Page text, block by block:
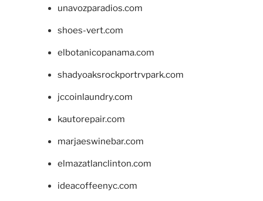
unavozparadios.com
shoes-vert.com
elbotanicopanama.com
shadyoaksrockportrvpark.com
jccoinlaundry.com
kautorepair.com
marjaeswinebar.com
elmazatlanclinton.com
ideacoffeenyc.com